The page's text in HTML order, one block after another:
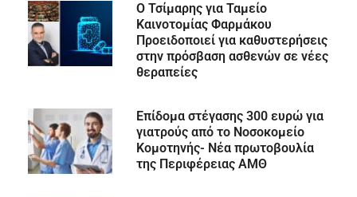
Ο Τσίμαρης για Ταμείο
Καινοτομίας Φαρμάκου
Προειδοποιεί για καθυστερήσεις
στην πρόσβαση ασθενών σε νέες
θεραπείες
Επίδομα στέγασης 300 ευρώ για
γιατρούς από το Νοσοκομείο
Κομοτηνής- Νέα πρωτοβουλία
της Περιφέρειας ΑΜΘ